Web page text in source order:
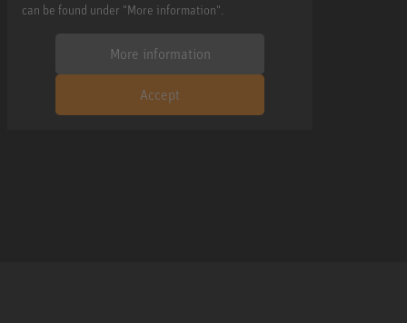
can be found under "More information".
More information
Accept